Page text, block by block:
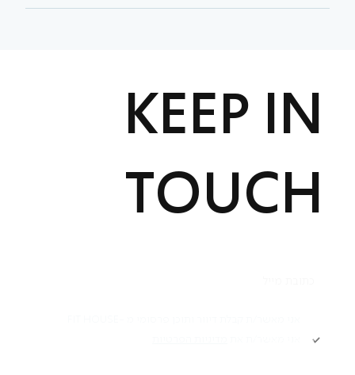
KEEP IN
TOUCH
Academy תקנון